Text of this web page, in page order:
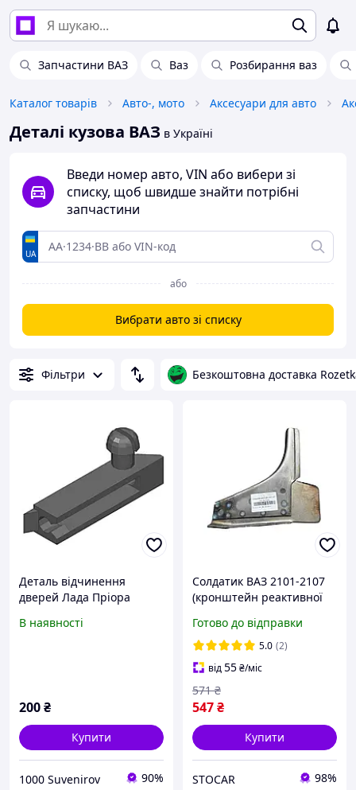
Запчастини ВАЗ Ваз Розбирання ваз
Каталог товарів Авто-, мото Аксесуари для авто
Деталі кузова ВАЗ в Україні
Введи номер авто, VIN або вибери зі
списку, щоб швидше знайти потрібні
запчастини
UA
або
Вибрати авто зі списку
Фільтри Безкоштовна доставка
Деталь відчинення
дверей Лада Пріора
В наявності
200₴
Купити
1000 Suvenirov 90%
Солдатик ВАЗ 2101-2107
(кронштейн реактивної
Готово до відправки
5.0 (2)
від55₴/міс
547₴
571 ₴
Купити
STOCAR 98%